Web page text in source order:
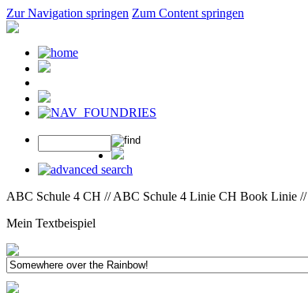
Zur Navigation springen Zum Content springen
ABC Schule 4 CH // ABC Schule 4 Linie CH Book Linie //
Mein Textbeispiel